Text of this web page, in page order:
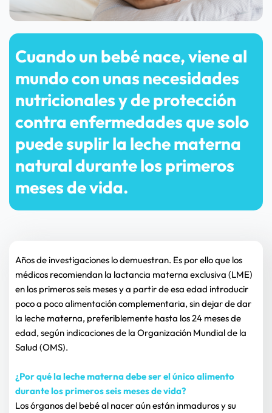
Cuando un bebé nace, viene al
mundo con unas necesidades
nutricionales y de protección
contra enfermedades que solo
puede suplir la leche materna
natural durante los primeros
meses de vida.
Años de investigaciones lo demuestran. Es por ello que los
médicos recomiendan la lactancia materna exclusiva (LME)
en los primeros seis meses y a partir de esa edad introducir
poco a poco alimentación complementaria, sin dejar de dar
la leche materna, preferiblemente hasta los 24 meses de
edad, según indicaciones de la Organización Mundial de la
Salud (OMS).
¿Por qué la leche materna debe ser el único alimento
durante los primeros seis meses de vida?
Los órganos del bebé al nacer aún están inmaduros y su